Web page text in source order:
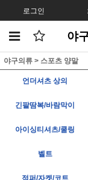
로그인
야
야구의류 > 스포츠 양말
언더셔츠 상의
긴팔땀복/바람막이
아이싱티셔츠/쿨링
벨트
점퍼/자켓/코트